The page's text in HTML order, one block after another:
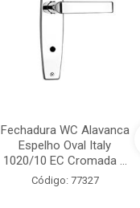
Fechadura WC Alavanca
Espelho Oval Italy
1020/10 EC Cromada ...
Código: 77327